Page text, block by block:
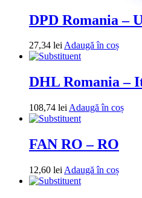
DPD Romania –
27,34 leiAdaugă în coș
DHL Romania –
108,74 lei Adaugă în coș
FAN RO – RO
12,60 lei Adaugă în coș